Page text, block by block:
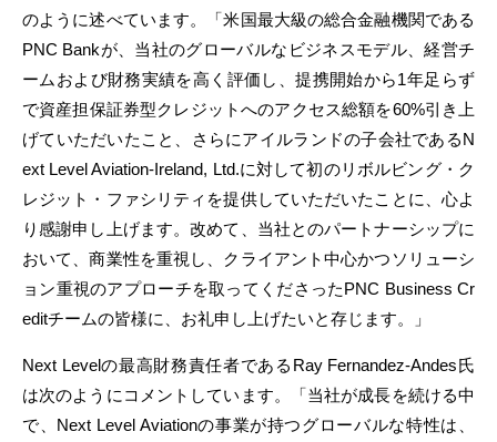
のように述べています。「米国最大級の総合金融機関である
PNC Bankが、当社のグローバルなビジネスモデル、経営チ
ームおよび財務実績を高く評価し、提携開始から1年足らず
で資産担保証券型クレジットへのアクセス総額を60%引き上
げていただいたこと、さらにアイルランドの子会社であるN
ext Level Aviation-Ireland, Ltd.に対して初のリボルビング・ク
レジット・ファシリティを提供していただいたことに、心よ
り感謝申し上げます。改めて、当社とのパートナーシップに
おいて、商業性を重視し、クライアント中心かつソリューシ
ョン重視のアプローチを取ってくださったPNC Business Cr
editチームの皆様に、お礼申し上げたいと存じます。」
Next Levelの最高財務責任者であるRay Fernandez-Andes氏
は次のようにコメントしています。「当社が成長を続ける中
で、Next Level Aviationの事業が持つグローバルな特性は、